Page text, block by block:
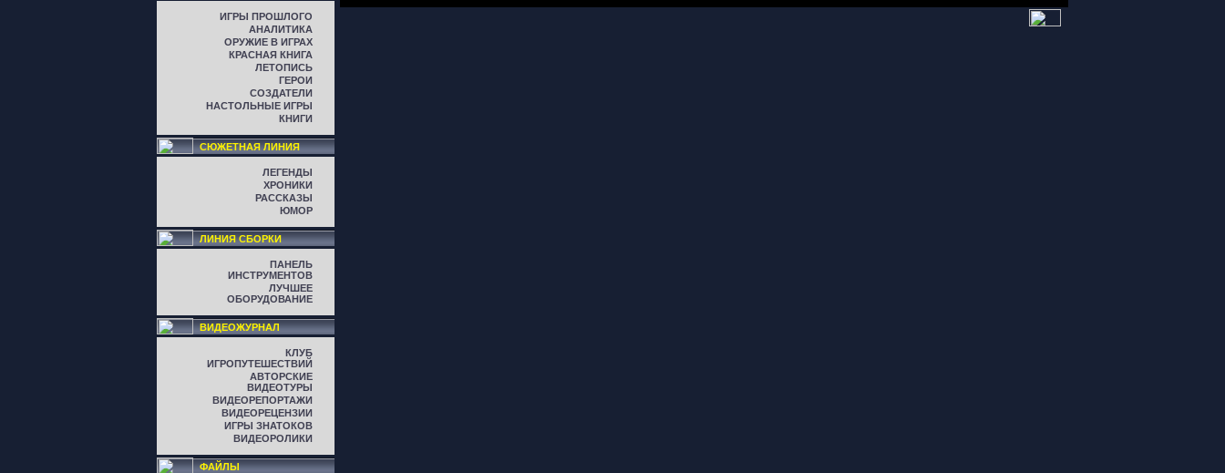
ИГРЫ ПРОШЛОГО
АНАЛИТИКА
ОРУЖИЕ В ИГРАХ
КРАСНАЯ КНИГА
ЛЕТОПИСЬ
ГЕРОИ
СОЗДАТЕЛИ
НАСТОЛЬНЫЕ ИГРЫ
КНИГИ
СЮЖЕТНАЯ ЛИНИЯ
ЛЕГЕНДЫ
ХРОНИКИ
РАССКАЗЫ
ЮМОР
ЛИНИЯ СБОРКИ
ПАНЕЛЬ
ИНСТРУМЕНТОВ
ЛУЧШЕЕ
ОБОРУДОВАНИЕ
ВИДЕОЖУРНАЛ
КЛУБ
ИГРОПУТЕШЕСТВИЙ
АВТОРСКИЕ
ВИДЕОТУРЫ
ВИДЕОРЕПОРТАЖИ
ВИДЕОРЕЦЕНЗИИ
ИГРЫ ЗНАТОКОВ
ВИДЕОРОЛИКИ
ФАЙЛЫ